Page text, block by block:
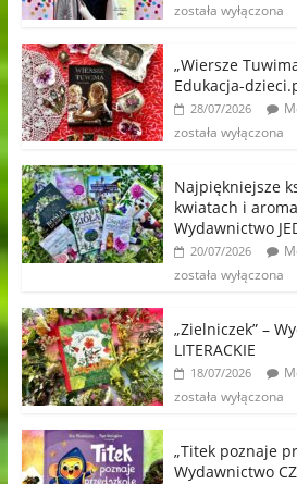
została wyłączona
„Wiersze
Edukacja-
28/07/2026
została wyłączona
Najpiękniejsze
kwiatach i
Wydawnictwo
20/07/2026
została wyłączona
„Zielniczek” –
LITERACKIE
18/07/2026
została wyłączona
„Titek poznaje
Wydawnictwo